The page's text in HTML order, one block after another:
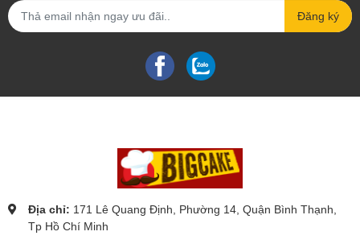
Đăng ký
Địa chỉ: 171 Lê Quang Định, Phường 14, Quận Bình Thạnh,
Tp Hồ Chí Minh